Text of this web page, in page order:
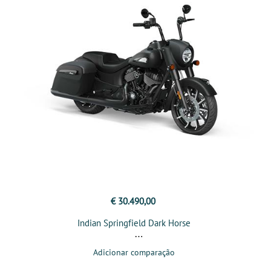
€ 30.490,00
Indian Springfield Dark Horse
Adicionar comparação